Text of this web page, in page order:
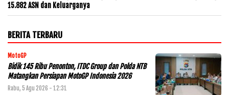
15.882 ASN dan Keluarganya
BERITA TERBARU
MotoGP
Bidik 145 Ribu Penonton, ITDC Group dan Polda NTB
Matangkan Persiapan MotoGP Indonesia 2026
Rabu, 5 Agu 2026 - 12:31